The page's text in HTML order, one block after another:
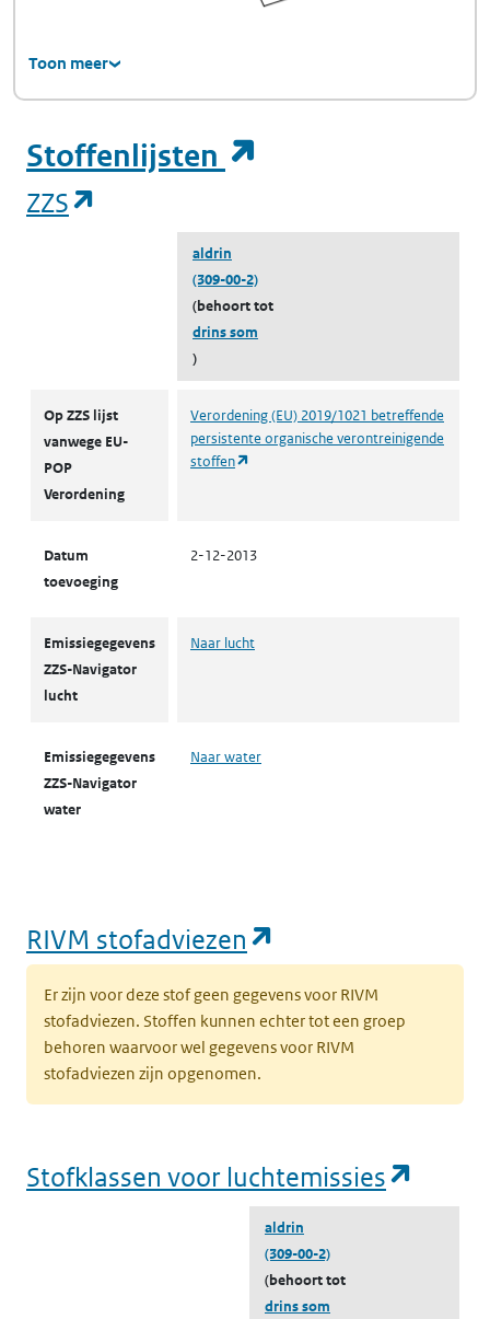
Toon meer
Stoffenlijsten
ZZS
aldrin
(309-00-2)
(behoort tot
drins som
)
Op ZZS lijst
vanwege EU-
POP
Verordening
Verordening (EU) 2019/1021 betreffende
persistente organische verontreinigende
stoffen
Datum
toevoeging
2-12-2013
Emissiegegevens
ZZS-Navigator
lucht
Naar lucht
Emissiegegevens
ZZS-Navigator
water
Naar water
RIVM stofadviezen
Er zijn voor deze stof geen gegevens voor RIVM
stofadviezen. Stoffen kunnen echter tot een groep
behoren waarvoor wel gegevens voor RIVM
stofadviezen zijn opgenomen.
Stofklassen voor luchtemissies
aldrin
(309-00-2)
(behoort tot
drins som